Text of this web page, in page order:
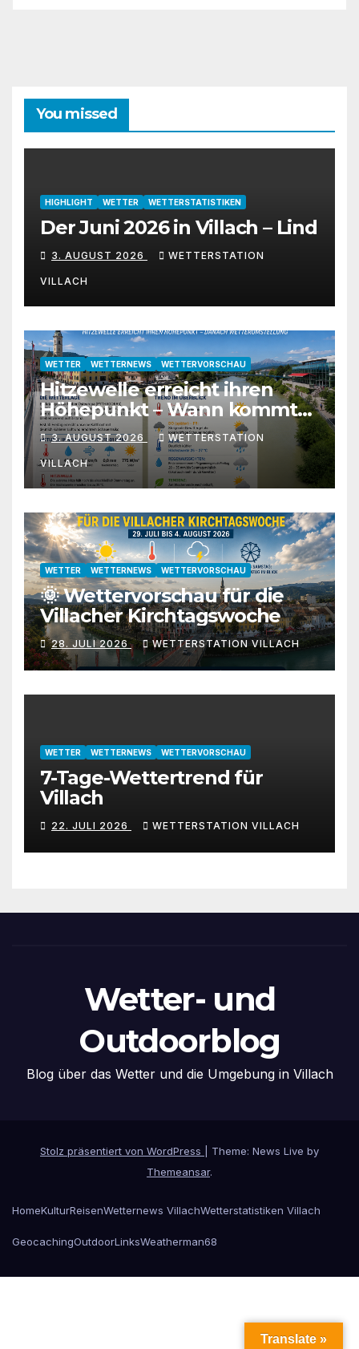
You missed
HIGHLIGHT WETTER WETTERSTATISTIKEN
Der Juni 2026 in Villach – Lind
3. AUGUST 2026 WETTERSTATION
VILLACH
WETTER WETTERNEWS WETTERVORSCHAU
Hitzewelle erreicht ihren
Höhepunkt – Wann kommt
die Abkühlung?
3. AUGUST 2026 WETTERSTATION
VILLACH
WETTER WETTERNEWS WETTERVORSCHAU
🌞 Wettervorschau für die
Villacher Kirchtagswoche
28. JULI 2026 WETTERSTATION VILLACH
WETTER WETTERNEWS WETTERVORSCHAU
7-Tage-Wettertrend für
Villach
22. JULI 2026 WETTERSTATION VILLACH
Wetter- und
Outdoorblog
Blog über das Wetter und die Umgebung in Villach
Stolz präsentiert von WordPress
Theme: News Live by
Themeansar.
HomeKulturReisenWetternews VillachWetterstatistiken Villach
GeocachingOutdoorLinksWeatherman68
Translate »